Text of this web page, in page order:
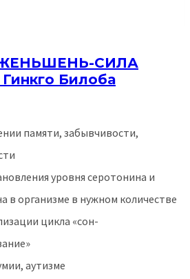
СИЛА
Билоба
₽.
памяти, забывчивости,
уровня серотонина и
в организме в нужном количестве
цикла «сон-
аутизме